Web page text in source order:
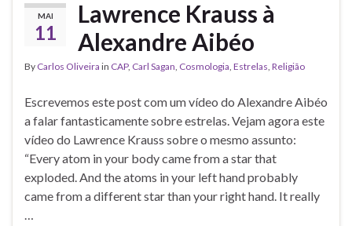
MAI
11
Lawrence Krauss à
Alexandre Aibéo
By Carlos Oliveira in CAP, Carl Sagan Cosmologia Estrelas Religião
Escrevemos este post com um vídeo do Alexandre Aibéo
a falar fantasticamente sobre estrelas. Vejam agora este
vídeo do Lawrence Krauss sobre o mesmo assunto:
“Every atom in your body came from a star that
exploded. And the atoms in your left hand probably
came from a different star than your right hand. It really